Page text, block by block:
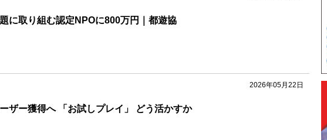
に取り組む認定NPOに800万円｜都遊協
2026年05月22日
ザー獲得へ 「お試しプレイ」 どう活かすか